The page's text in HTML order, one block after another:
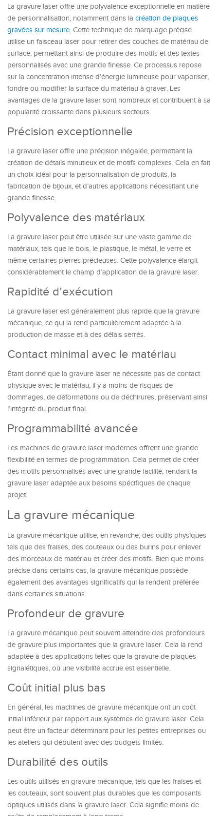
La gravure laser offre une polyvalence exceptionnelle en matière
de personnalisation, notamment dans la création de plaques
gravées sur mesure. Cette technique de marquage précise
utilise un faisceau laser pour retirer des couches de matériau de
surface, permettant ainsi de produire des motifs et des textes
personnalisés avec une grande finesse. Ce processus repose
sur la concentration intense d’énergie lumineuse pour vaporiser,
fondre ou modifier la surface du matériau à graver. Les
avantages de la gravure laser sont nombreux et contribuent à sa
popularité croissante dans plusieurs secteurs.
Précision exceptionnelle
La gravure laser offre une précision inégalée, permettant la
création de détails minutieux et de motifs complexes. Cela en fait
un choix idéal pour la personnalisation de produits, la
fabrication de bijoux, et d’autres applications nécessitant une
grande finesse.
Polyvalence des matériaux
La gravure laser peut être utilisée sur une vaste gamme de
matériaux, tels que le bois, le plastique, le métal, le verre et
même certaines pierres précieuses. Cette polyvalence élargit
considérablement le champ d’application de la gravure laser.
Rapidité d’exécution
La gravure laser est généralement plus rapide que la gravure
mécanique, ce qui la rend particulièrement adaptée à la
production de masse et à des délais serrés.
Contact minimal avec le matériau
Étant donné que la gravure laser ne nécessite pas de contact
physique avec le matériau, il y a moins de risques de
dommages, de déformations ou de déchirures, préservant ainsi
l’intégrité du produit final.
Programmabilité avancée
Les machines de gravure laser modernes offrent une grande
flexibilité en termes de programmation. Cela permet de créer
des motifs personnalisés avec une grande facilité, rendant la
gravure laser adaptée aux besoins spécifiques de chaque
projet.
La gravure mécanique
La gravure mécanique utilise, en revanche, des outils physiques
tels que des fraises, des couteaux ou des burins pour enlever
des morceaux de matériau et créer des motifs. Bien que moins
précise dans certains cas, la gravure mécanique possède
également des avantages significatifs qui la rendent préférée
dans certaines situations.
Profondeur de gravure
La gravure mécanique peut souvent atteindre des profondeurs
de gravure plus importantes que la gravure laser. Cela la rend
adaptée à des applications telles que la gravure de plaques
signalétiques, où une visibilité accrue est essentielle.
Coût initial plus bas
En général, les machines de gravure mécanique ont un coût
initial inférieur par rapport aux systèmes de gravure laser. Cela
peut être un facteur déterminant pour les petites entreprises ou
les ateliers qui débutent avec des budgets limités.
Durabilité des outils
Les outils utilisés en gravure mécanique, tels que les fraises et
les couteaux, sont souvent plus durables que les composants
optiques utilisés dans la gravure laser. Cela signifie moins de